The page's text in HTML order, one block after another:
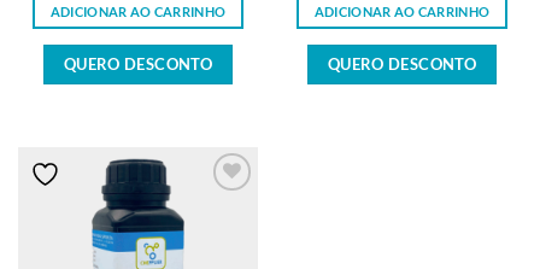
ADICIONAR AO CARRINHO
QUERO DESCONTO
ADICIONAR AO CARRINHO
QUERO DESCONTO